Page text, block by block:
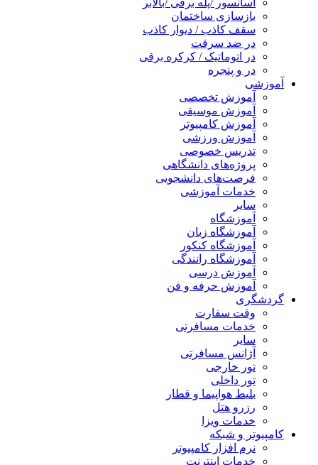
آسانسور /پله برقی /بالابر
بازسازی ساختمان
سقف کاذب / دیوار کاذب
در ضد سرقت
در اتوماتیک / کرکره برقی
در و پنجره
آموزشی
آموزش تخصصی
آموزش موسیقی
آموزش کامپیوتر
آموزش ورزشی
تدریس خصوصی
پروژه‌های دانشگاهی
فرصت‌های دانشجویی
خدمات آموزشی
سایر
آموزشگاه
آموزشگاه زبان
آموزشگاه کنکور
آموزشگاه رانندگی
آموزش درسی
آموزش حرفه و فن
گردشگری
وقت سفارت
خدمات مسافرتی
سایر
آژانس مسافرتی
تور خارجی
تور داخلی
بلیط هواپیما و قطار
رزرو هتل
خدمات ویزا
کامپیوتر و شبکه
نرم افزار کامپیوتر
خدمات اینترنت